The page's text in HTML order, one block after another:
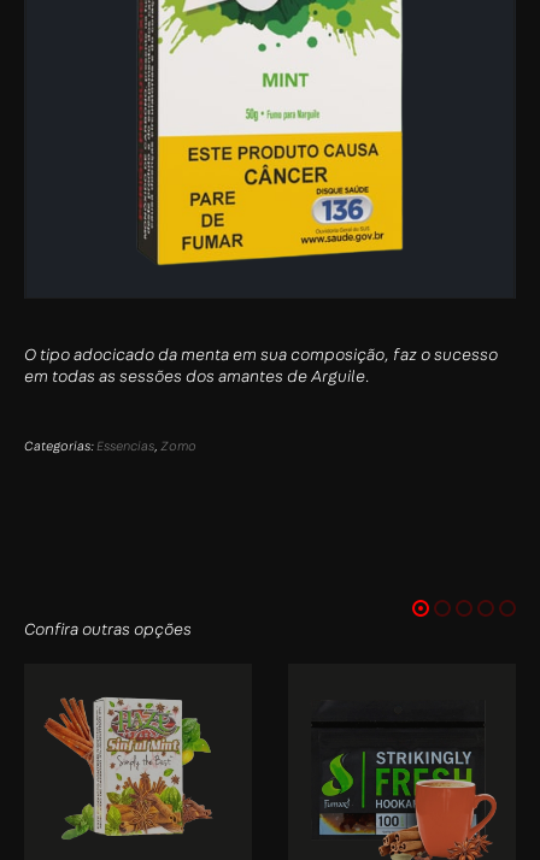
O tipo adocicado da menta em sua composição, faz o sucesso
em todas as sessões dos amantes de Arguile.
Categorias: Essencias Zomo
Confira outras opções